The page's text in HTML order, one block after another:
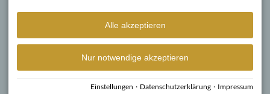
Mi, Sa, So geschlossen
Alle akzeptieren
Nur notwendige akzeptieren
Einstellungen · Datenschutzerklärung · Impressum